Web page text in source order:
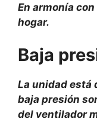
En armonía
hogar.
Baja
La unidad está
baja presión
del ventilador